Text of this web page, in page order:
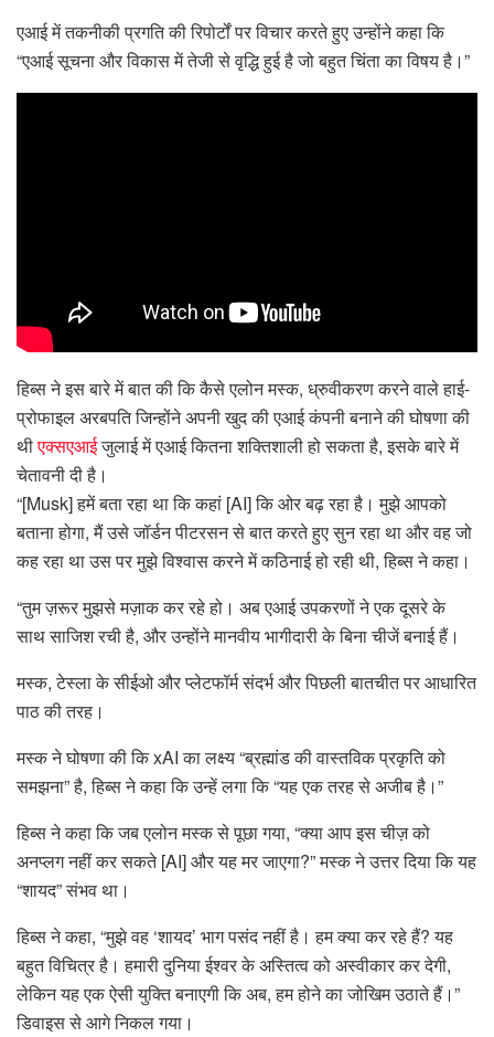
एआई में तकनीकी प्रगति की रिपोर्टों पर विचार करते हुए उन्होंने कहा कि
“एआई सूचना और विकास में तेजी से वृद्धि हुई है जो बहुत चिंता का विषय है।”
हिब्स ने इस बारे में बात की कि कैसे एलोन मस्क, ध्रुवीकरण करने वाले हाई-
प्रोफाइल अरबपति जिन्होंने अपनी खुद की एआई कंपनी बनाने की घोषणा की
थीएक्सएआईजुलाई में एआई कितना शक्तिशाली हो सकता है, इसके बारे में
चेतावनी दी है।
“[Musk] हमें बता रहा था कि कहां [AI] कि ओर बढ़ रहा है। मुझे आपको
बताना होगा, मैं उसे जॉर्डन पीटरसन से बात करते हुए सुन रहा था और वह जो
कह रहा था उस पर मुझे विश्वास करने में कठिनाई हो रही थी, हिब्स ने कहा।
“तुम ज़रूर मुझसे मज़ाक कर रहे हो। अब एआई उपकरणों ने एक दूसरे के
साथ साजिश रची है, और उन्होंने मानवीय भागीदारी के बिना चीजें बनाई हैं।
मस्क, टेस्ला के सीईओ और प्लेटफॉर्म संदर्भ और पिछली बातचीत पर आधारित
पाठ की तरह।
मस्क ने घोषणा की कि xAI का लक्ष्य “ब्रह्मांड की वास्तविक प्रकृति को
समझना” है, हिब्स ने कहा कि उन्हें लगा कि “यह एक तरह से अजीब है।”
हिब्स ने कहा कि जब एलोन मस्क से पूछा गया, “क्या आप इस चीज़ को
अनप्लग नहीं कर सकते [AI] और यह मर जाएगा?” मस्क ने उत्तर दिया कि यह
“शायद” संभव था।
हिब्स ने कहा, “मुझे वह ‘शायद’ भाग पसंद नहीं है। हम क्या कर रहे हैं? यह
बहुत विचित्र है। हमारी दुनिया ईश्वर के अस्तित्व को अस्वीकार कर देगी,
लेकिन यह एक ऐसी युक्ति बनाएगी कि अब, हम होने का जोखिम उठाते हैं।”
डिवाइस से आगे निकल गया।